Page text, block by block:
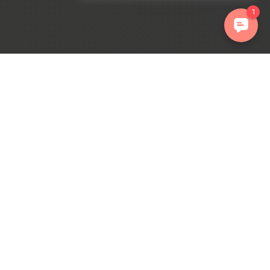
Personnalisez vos préférences pour contrôler la manière dont